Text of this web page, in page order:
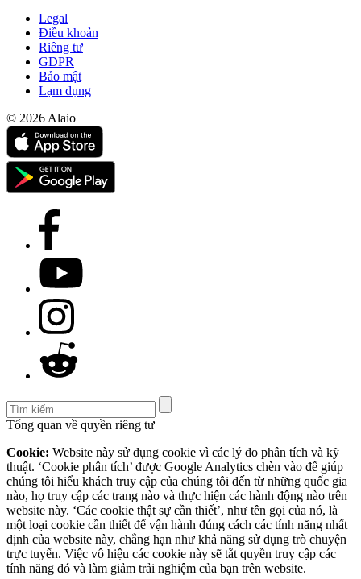
Legal
Điều khoản
Riêng tư
GDPR
Bảo mật
Lạm dụng
© 2026 Alaio
Tổng quan về quyền riêng tư
Cookie: Website này sử dụng cookie vì các lý do phân tích và kỹ
thuật. ‘Cookie phân tích’ được Google Analytics chèn vào để giúp
chúng tôi hiểu khách truy cập của chúng tôi đến từ những quốc gia
nào, họ truy cập các trang nào và thực hiện các hành động nào trên
website này. ‘Các cookie thật sự cần thiết’, như tên gọi của nó, là
một loại cookie cần thiết để vận hành đúng cách các tính năng nhất
định của website này, chẳng hạn như khả năng sử dụng trò chuyện
trực tuyến. Việc vô hiệu các cookie này sẽ tắt quyền truy cập các
tính năng đó và làm giảm trải nghiệm của bạn trên website.